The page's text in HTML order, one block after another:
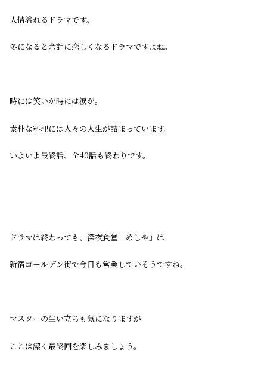
人情溢れるドラマです。
冬になると余計に恋しくなるドラマですよね。
時には笑いが時には涙が。
素朴な料理には人々の人生が詰まっています。
いよいよ最終話、全40話も終わりです。
ドラマは終わっても、深夜食堂「めしや」は
新宿ゴールデン街で今日も営業していそうですね。
マスターの生い立ちも気になりますが
ここは潔く最終回を楽しみましょう。